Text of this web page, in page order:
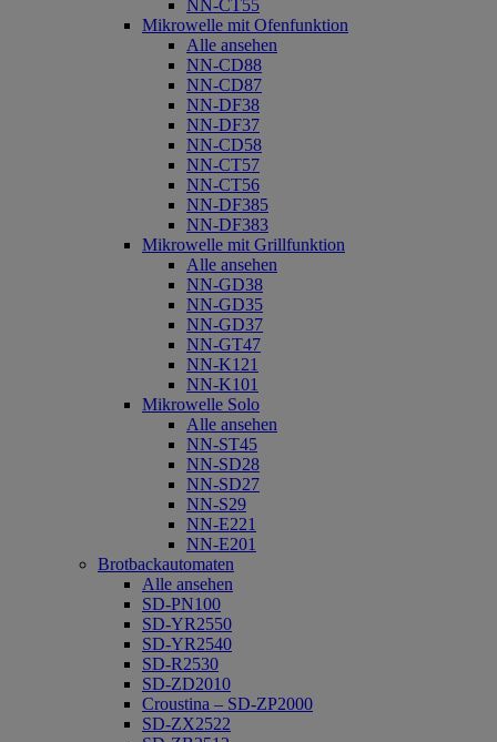
NN-CT55
Mikrowelle mit Ofenfunktion
Alle ansehen
NN-CD88
NN-CD87
NN-DF38
NN-DF37
NN-CD58
NN-CT57
NN-CT56
NN-DF385
NN-DF383
Mikrowelle mit Grillfunktion
Alle ansehen
NN-GD38
NN-GD35
NN-GD37
NN-GT47
NN-K121
NN-K101
Mikrowelle Solo
Alle ansehen
NN-ST45
NN-SD28
NN-SD27
NN-S29
NN-E221
NN-E201
Brotbackautomaten
Alle ansehen
SD-PN100
SD-YR2550
SD-YR2540
SD-R2530
SD-ZD2010
Croustina – SD-ZP2000
SD-ZX2522